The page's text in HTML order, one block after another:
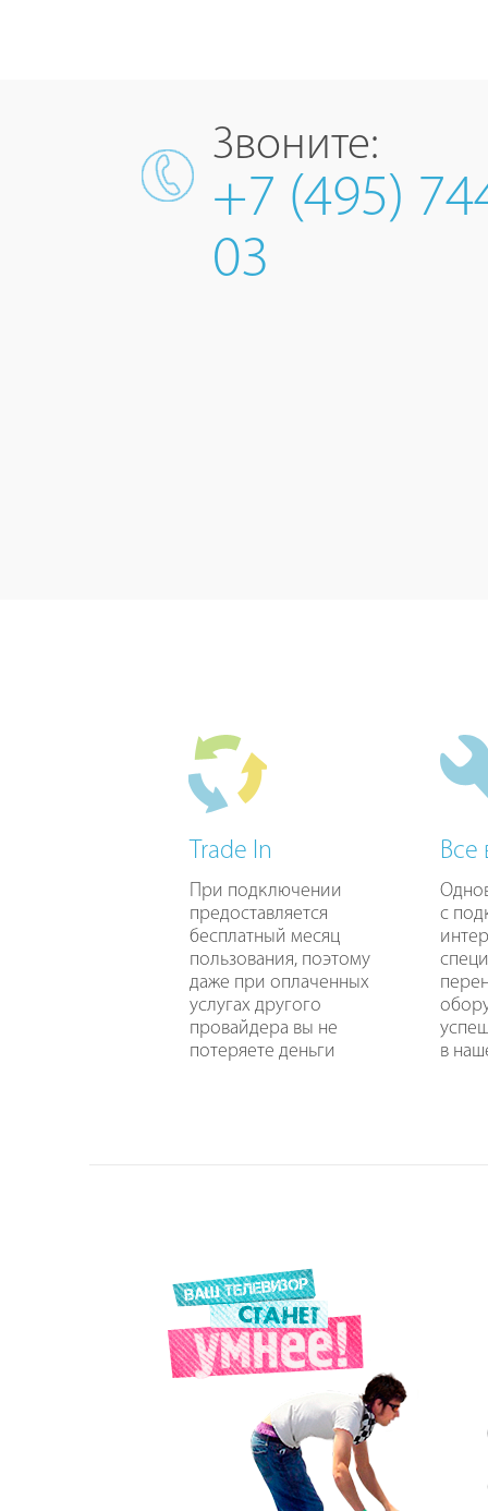
Звоните:
+7 (495)
03
Trade In
При подключении
предоставляется
бесплатный месяц
пользования, поэтому
даже при оплаченных
услугах другого
провайдера вы не
потеряете деньги
Все
с
в